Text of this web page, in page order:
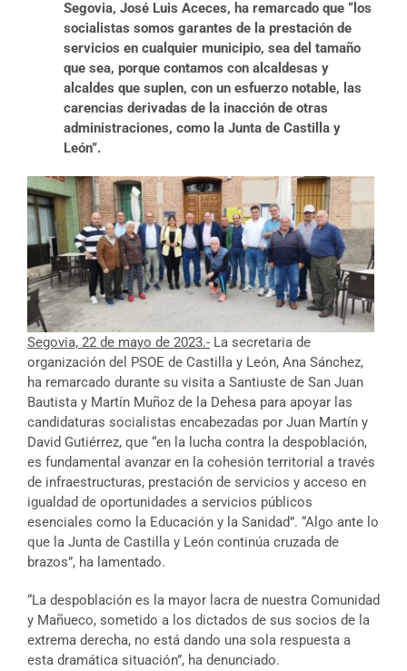
Segovia, José Luis Aceces, ha remarcado que “los
socialistas somos garantes de la prestación de
servicios en cualquier municipio, sea del tamaño
que sea, porque contamos con alcaldesas y
alcaldes que suplen, con un esfuerzo notable, las
carencias derivadas de la inacción de otras
administraciones, como la Junta de Castilla y
León”.
Segovia, 22 de mayo de 2023.- La secretaria de
organización del PSOE de Castilla y León, Ana Sánchez,
ha remarcado durante su visita a Santiuste de San Juan
Bautista y Martín Muñoz de la Dehesa para apoyar las
candidaturas socialistas encabezadas por Juan Martín y
David Gutiérrez, que “en la lucha contra la despoblación,
es fundamental avanzar en la cohesión territorial a través
de infraestructuras, prestación de servicios y acceso en
igualdad de oportunidades a servicios públicos
esenciales como la Educación y la Sanidad”. “Algo ante lo
que la Junta de Castilla y León continúa cruzada de
brazos”, ha lamentado.
“La despoblación es la mayor lacra de nuestra Comunidad
y Mañueco, sometido a los dictados de sus socios de la
extrema derecha, no está dando una sola respuesta a
esta dramática situación”, ha denunciado.